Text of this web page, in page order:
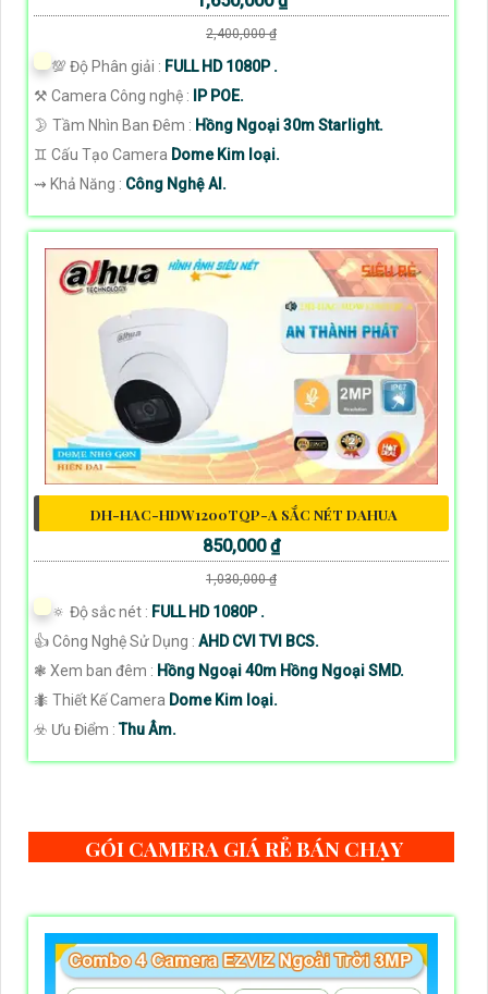
2,400,000 ₫
💯 Độ Phân giải : FULL HD 1080P .
⚒ Camera Công nghệ :
IP POE.
🌛 Tầm Nhìn Ban Đêm : Hồng Ngoại 30m Starlight.
♊ Cấu Tạo Camera Dome Kim loại.
️⇝ Khả Năng : Công Nghệ AI.
DH-HAC-HDW1200TQP-A SẮC NÉT DAHUA
850,000 ₫
1,030,000 ₫
🔅 Độ sắc nét : FULL HD 1080P .
👍 Công Nghệ Sử Dụng : AHD CVI TVI BCS.
❃ Xem ban đêm : Hồng Ngoại 40m Hồng Ngoại SMD.
🐜 Thiết Kế Camera Dome Kim loại.
️☣️ Ưu Điểm :Thu Âm.
GÓI CAMERA GIÁ RẺ BÁN CHẠY